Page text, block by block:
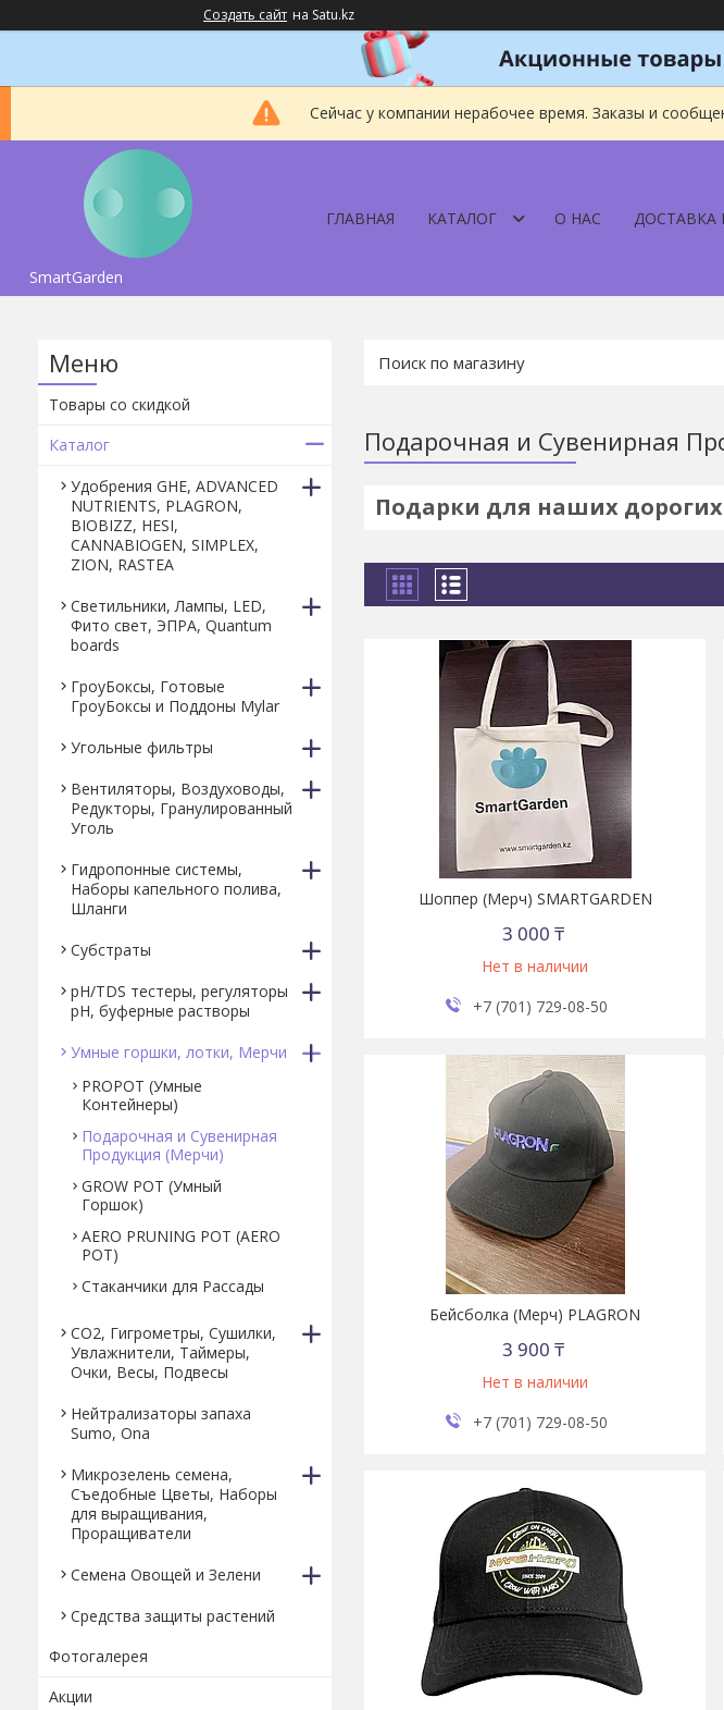
Создать сайт на Satu.kz
Сейчас у компании нерабочее время. Заказы и
SmartGarden
ГЛАВНАЯ КАТАЛОГ О НАС ДОСТАВКА
Подарочная и Сувенирная
Подарки для наших дорогих
Шоппер (Мерч) SMARTGARDEN
3 000 ₸
Нет в наличии
+7 (701) 729-08-50
Бейсболка (Мерч) PLAGRON
3 900 ₸
Нет в наличии
+7 (701) 729-08-50
Товары со скидкой
Каталог
Удобрения GHE, ADVANCED
NUTRIENTS, PLAGRON,
BIOBIZZ, HESI,
CANNABIOGEN, SIMPLEX,
ZION, RASTEA
Светильники, Лампы, LED,
Фито свет, ЭПРА, Quantum
boards
ГроуБоксы, Готовые
ГроуБоксы и Поддоны Mylar
Угольные фильтры
Вентиляторы, Воздуховоды,
Редукторы, Гранулированный
Уголь
Гидропонные системы,
Наборы капельного полива,
Шланги
Субстраты
pH/TDS тестеры, регуляторы
pH, буферные растворы
Умные горшки, лотки, Мерчи
PROPOT (Умные
Контейнеры)
Подарочная и Сувенирная
Продукция (Мерчи)
GROW POT (Умный
Горшок)
AERO PRUNING POT (AERO
POT)
Стаканчики для Рассады
CO2, Гигрометры, Сушилки,
Увлажнители, Таймеры,
Очки, Весы, Подвесы
Нейтрализаторы запаха
Sumo, Ona
Микрозелень семена,
Съедобные Цветы, Наборы
для выращивания,
Проращиватели
Семена Овощей и Зелени
Средства защиты растений
Фотогалерея
Акции